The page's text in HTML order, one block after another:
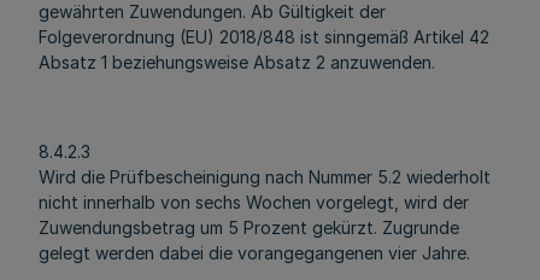
gewährten Zuwendungen. Ab Gültigkeit der
Folgeverordnung (EU) 2018/848 ist sinngemäß Artikel 42
Absatz 1 beziehungsweise Absatz 2 anzuwenden.
8.4.2.3
Wird die Prüfbescheinigung nach Nummer 5.2 wiederholt
nicht innerhalb von sechs Wochen vorgelegt, wird der
Zuwendungsbetrag um 5 Prozent gekürzt. Zugrunde
gelegt werden dabei die vorangegangenen vier Jahre.